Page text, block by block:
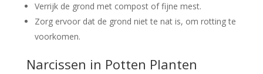
Verrijk de grond met compost of fijne mest.
Zorg ervoor dat de grond niet te nat is, om rotting te
voorkomen.
Narcissen in Potten Planten